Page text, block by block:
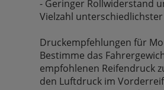
- Geringer Rollwiderstand
Vielzahl
Druckempfehlungen für
Bestimme das
empfohlenen Reifendruck
den Luftdruck im